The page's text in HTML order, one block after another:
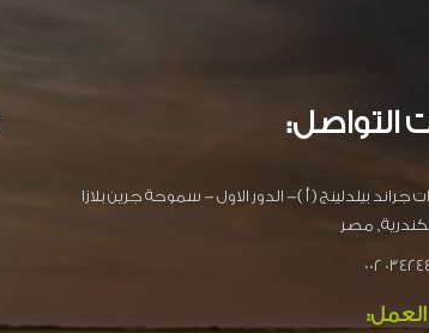
التواصل:
جراند بيلدلينج ( أ )- الدور الاول - سموحة جرين بلازا
مصر